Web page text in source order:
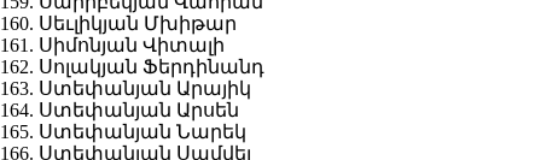
160. Սեւլիկյան Մխիթար
161. Սիմոնյան Վիտալի
162. Սոլակյան Ֆերդինանդ
163. Ստեփանյան Արայիկ
164. Ստեփանյան Արսեն
165. Ստեփանյան Նարեկ
166. Ստեփանյան Սամվել